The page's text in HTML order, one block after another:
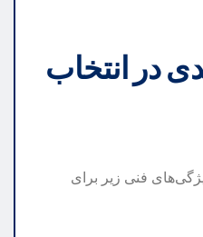
در انتخاب
فنی زیر برای